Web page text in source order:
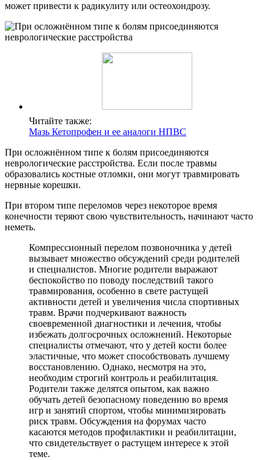
может привести к радикулиту или остеохондрозу.
Читайте также:
Мазь Кетопрофен и ее аналоги НПВС
При осложнённом типе к болям присоединяются
неврологические расстройства. Если после травмы
образовались костные отломки, они могут травмировать
нервные корешки.
При втором типе переломов через некоторое время
конечности теряют свою чувствительность, начинают часто
неметь.
Компрессионный перелом позвоночника у детей
вызывает множество обсуждений среди родителей
и специалистов. Многие родители выражают
беспокойство по поводу последствий такого
травмирования, особенно в свете растущей
активности детей и увеличения числа спортивных
травм. Врачи подчеркивают важность
своевременной диагностики и лечения, чтобы
избежать долгосрочных осложнений. Некоторые
специалисты отмечают, что у детей кости более
эластичные, что может способствовать лучшему
восстановлению. Однако, несмотря на это,
необходим строгий контроль и реабилитация.
Родители также делятся опытом, как важно
обучать детей безопасному поведению во время
игр и занятий спортом, чтобы минимизировать
риск травм. Обсуждения на форумах часто
касаются методов профилактики и реабилитации,
что свидетельствует о растущем интересе к этой
теме.